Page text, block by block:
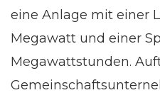
eine Anlage mit einer
Megawatt und einer
Megawattstunden.